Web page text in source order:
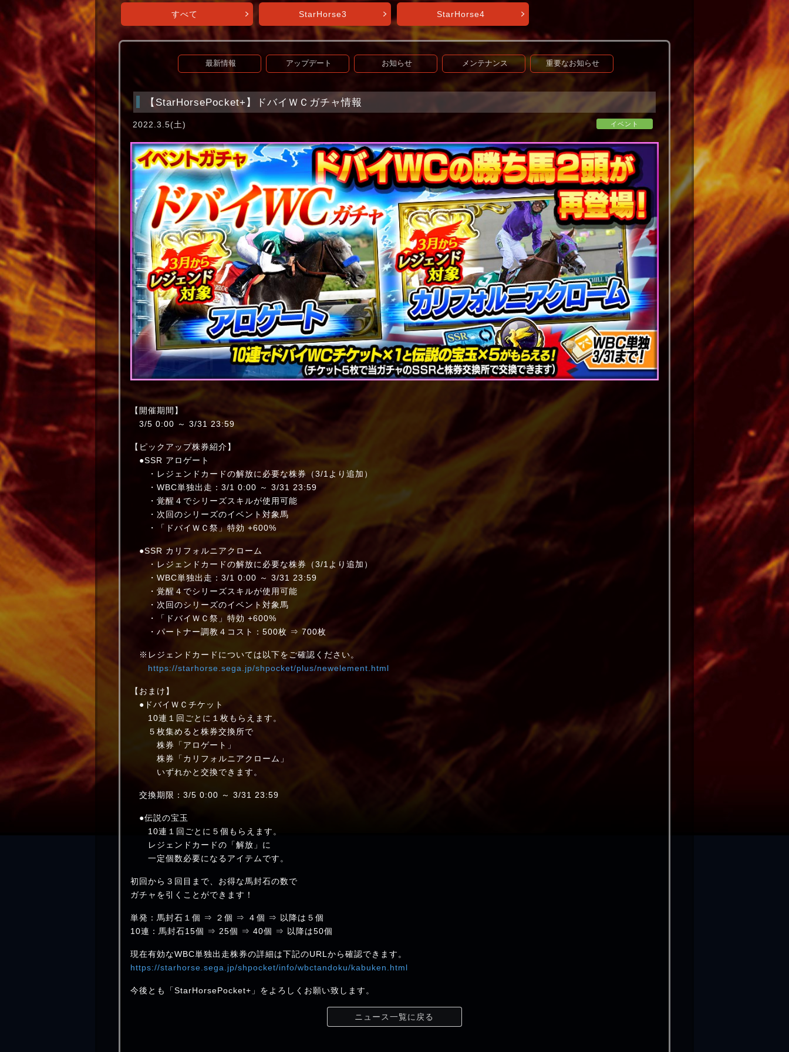
すべて StarHorse3 StarHorse4
最新情報 アップデート お知らせ メンテナンス 重要なお知らせ
【StarHorsePocket+】ドバイＷＣガチャ情報
イベント
2022.3.5(土)
【開催期間】
3/5 0:00 ～ 3/31 23:59
【ピックアップ株券紹介】
●SSR アロゲート
・レジェンドカードの解放に必要な株券（3/1より追加）
・WBC単独出走：3/1 0:00 ～ 3/31 23:59
・覚醒４でシリーズスキルが使用可能
・次回のシリーズのイベント対象馬
・「ドバイＷＣ祭」特効 +600%
●SSR カリフォルニアクローム
・レジェンドカードの解放に必要な株券（3/1より追加）
・WBC単独出走：3/1 0:00 ～ 3/31 23:59
・覚醒４でシリーズスキルが使用可能
・次回のシリーズのイベント対象馬
・「ドバイＷＣ祭」特効 +600%
・パートナー調教４コスト：500枚 ⇒ 700枚
※レジェンドカードについては以下をご確認ください。
https://starhorse.sega.jp/shpocket/plus/newelement.html
【おまけ】
●ドバイＷＣチケット
10連１回ごとに１枚もらえます。
５枚集めると株券交換所で
株券「アロゲート」
株券「カリフォルニアクローム」
いずれかと交換できます。
交換期限：3/5 0:00 ～ 3/31 23:59
●伝説の宝玉
10連１回ごとに５個もらえます。
レジェンドカードの「解放」に
一定個数必要になるアイテムです。
初回から３回目まで、お得な馬封石の数で
ガチャを引くことができます！
単発：馬封石１個 ⇒ ２個 ⇒ ４個 ⇒ 以降は５個
10連：馬封石15個 ⇒ 25個 ⇒ 40個 ⇒ 以降は50個
現在有効なWBC単独出走株券の詳細は下記のURLから確認できます。
https://starhorse.sega.jp/shpocket/info/wbctandoku/kabuken.html
今後とも「StarHorsePocket+」をよろしくお願い致します。
ニュース一覧に戻る